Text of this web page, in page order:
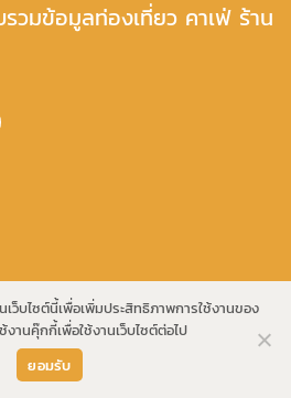
รวมข้อมูลท่องเที่ยว คาเฟ่ ร้าน
ว็บไซต์นี้เพื่อเพิ่มประสิทธิภาพการใช้งานของ
านคุ๊กกี้เพื่อใช้งานเว็บไซต์ต่อไป
ยอมรับ